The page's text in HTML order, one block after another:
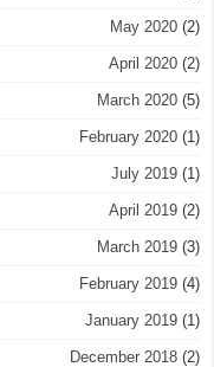
May 2020(2)
April 2020(2)
March 2020(5)
February 2020(1)
July 2019(1)
April 2019(2)
March 2019(3)
February 2019(4)
January 2019(1)
December 2018(2)